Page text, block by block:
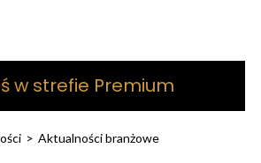
w strefie Premium
> Aktualności branżowe